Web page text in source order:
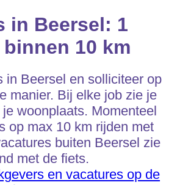
in Beersel: 1
10 km
in Beersel en solliciteer op
manier. Bij elke job zie je
woonplaats. Momenteel
op max 10 km rijden met
buiten Beersel zie
met de fiets.
en vacatures op de